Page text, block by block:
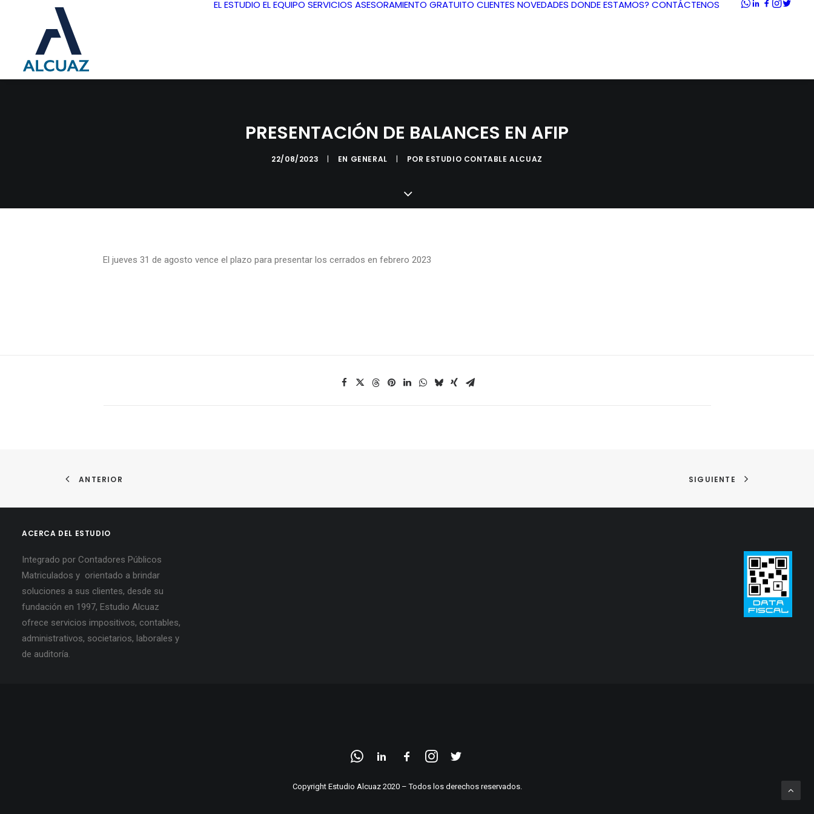
EL ESTUDIO EL EQUIPO SERVICIOS ASESORAMIENTO GRATUITO CLIENTES NOVEDADES DONDE ESTAMOS? CONTÁCTENOS
PRESENTACIÓN DE BALANCES EN AFIP
22/08/2023 | EN GENERAL | POR ESTUDIO CONTABLE ALCUAZ
El jueves 31 de agosto vence el plazo para presentar los cerrados en febrero 2023
ANTERIOR SIGUIENTE
ACERCA DEL ESTUDIO
Integrado por Contadores Públicos
Matriculados y orientado a brindar
soluciones a sus clientes, desde su
fundación en 1997, Estudio Alcuaz
ofrece servicios impositivos, contables,
administrativos, societarios, laborales y
de auditoría.
Copyright Estudio Alcuaz 2020 – Todos los derechos reservados.